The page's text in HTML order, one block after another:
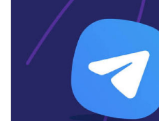
Թեհրանը չի բանակցում
հետ, այլ միջնորդների
փոխանակում է նրա հետ
հաղորդագրություններ.